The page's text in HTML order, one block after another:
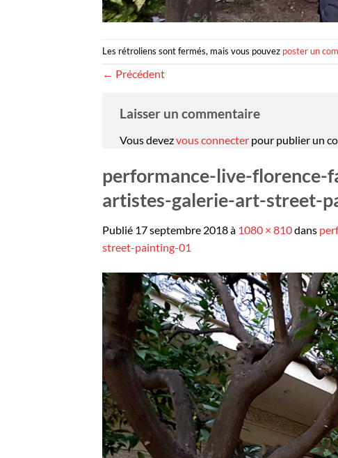
Les rétroliens sont fermés, mais vous pouvez poster un
← Précédent
Laisser un commentaire
Vous devezvous connecter pour publier un
performance-live-
artistes-galerie-art-street-
Publié 17 septembre 2018à 1080 × 810dans
street-painting-01